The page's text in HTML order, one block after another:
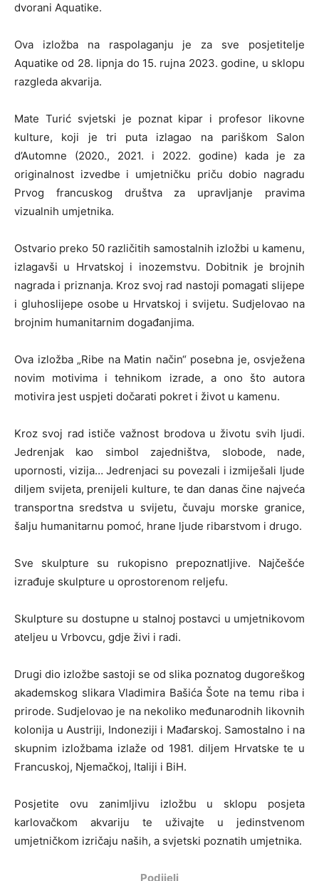
dvorani Aquatike.
Ova izložba na raspolaganju je za sve posjetitelje
Aquatike od 28. lipnja do 15. rujna 2023. godine, u sklopu
razgleda akvarija.
Mate Turićsvjetski je poznat kipar i profesor likovne
kulture, koji je tri puta izlagao na pariškom Salon
d’Automne (2020., 2021. i 2022. godine) kada je za
originalnost izvedbe i umjetničku priču dobio nagradu
Prvog francuskog društva za upravljanje pravima
vizualnih umjetnika.
Ostvario preko 50 različitih samostalnih izložbi u kamenu,
izlagavši u Hrvatskoj i inozemstvu. Dobitnik je brojnih
nagrada i priznanja. Kroz svoj rad nastoji pomagati slijepe
i gluhoslijepe osobe u Hrvatskoj i svijetu. Sudjelovao na
brojnim humanitarnim događanjima.
Ova izložba „Ribe na Matin način“ posebna je, osvježena
novim motivima i tehnikom izrade, a ono što autora
motivira jest uspjeti dočarati pokret i život u kamenu.
Kroz svoj rad ističe važnost brodova u životu svih ljudi.
Jedrenjak kao simbol zajedništva, slobode, nade,
upornosti, vizija… Jedrenjaci su povezali i izmiješali ljude
diljem svijeta, prenijeli kulture, te dan danas čine najveća
transportna sredstva u svijetu, čuvaju morske granice,
šalju humanitarnu pomoć, hrane ljude ribarstvom i drugo.
Sve skulpture su rukopisno prepoznatljive. Najčešće
izrađuje skulpture u oprostorenom reljefu.
Skulpture su dostupne u stalnoj postavci u umjetnikovom
ateljeu u Vrbovcu, gdje živi i radi.
Drugi dio izložbe sastoji se od slika poznatog dugoreškog
akademskog slikara Vladimira Bašića Šote na temu riba i
prirode. Sudjelovao je na nekoliko međunarodnih likovnih
kolonija u Austriji, Indoneziji i Mađarskoj. Samostalno i na
skupnim izložbama izlaže od 1981. diljem Hrvatske te u
Francuskoj, Njemačkoj, Italiji i BiH.
Posjetite ovu zanimljivu izložbu u sklopu posjeta
karlovačkom akvariju te uživajte u jedinstvenom
umjetničkom izričaju naših, a svjetski poznatih umjetnika.
Podijeli